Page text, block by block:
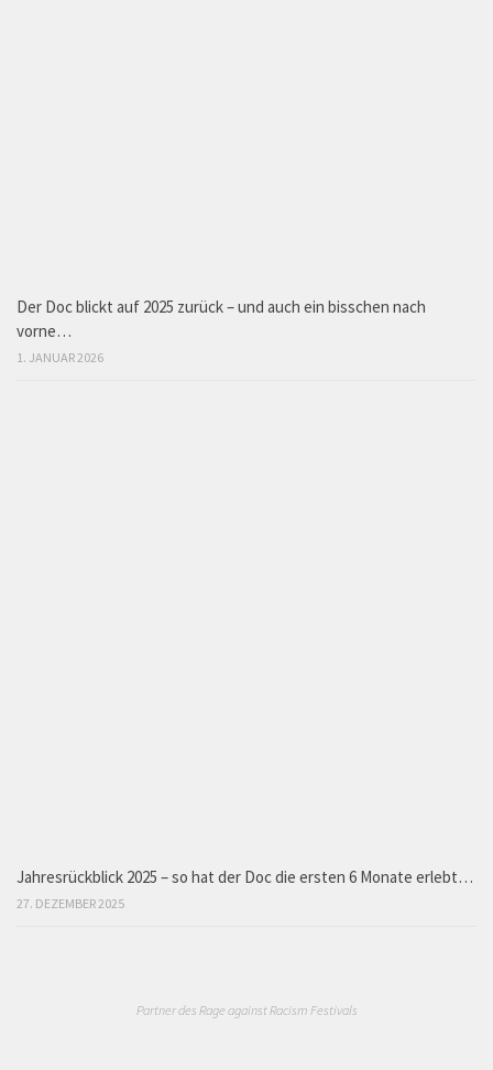
Der Doc blickt auf 2025 zurück – und auch ein bisschen nach
vorne…
1. JANUAR 2026
Jahresrückblick 2025 – so hat der Doc die ersten 6 Monate erlebt…
27. DEZEMBER 2025
Partner des Rage against Racism Festivals